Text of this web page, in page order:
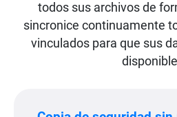
todos sus archivos de
sincronice continuamente
vinculados para que sus